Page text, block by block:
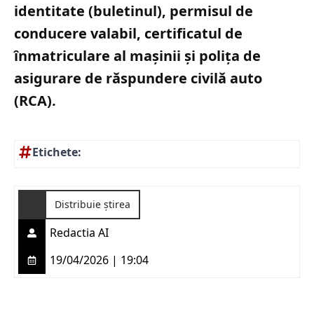
identitate (buletinul), permisul de
conducere valabil, certificatul de
înmatriculare al mașinii și polița de
asigurare de răspundere civilă auto
(RCA).
Etichete:
Distribuie știrea
Redactia AI
19/04/2026 | 19:04